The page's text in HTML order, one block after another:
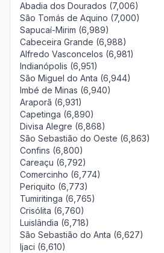
Abadia dos Dourados (7,006)
São Tomás de Aquino (7,000)
Sapucaí-Mirim (6,989)
Cabeceira Grande (6,988)
Alfredo Vasconcelos (6,981)
Indianópolis (6,951)
São Miguel do Anta (6,944)
Imbé de Minas (6,940)
Araporã (6,931)
Capetinga (6,890)
Divisa Alegre (6,868)
São Sebastião do Oeste (6,863)
Confins (6,800)
Careaçu (6,792)
Comercinho (6,774)
Periquito (6,773)
Tumiritinga (6,765)
Crisólita (6,760)
Luislândia (6,718)
São Sebastião do Anta (6,627)
Ijaci (6,610)